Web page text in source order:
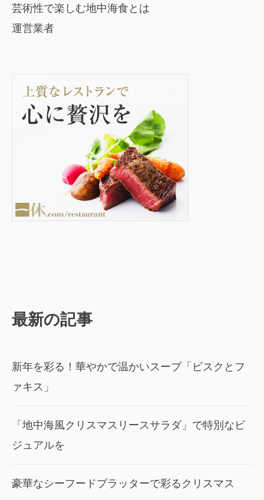
芸術性で楽しむ地中海食とは
運営業者
最新の記事
新年を彩る！華やかで温かいスープ「ビスクとフ
ァキス」
「地中海風クリスマスリースサラダ」で特別なビ
ジュアルを
豪華なシーフードプラッターで彩るクリスマス